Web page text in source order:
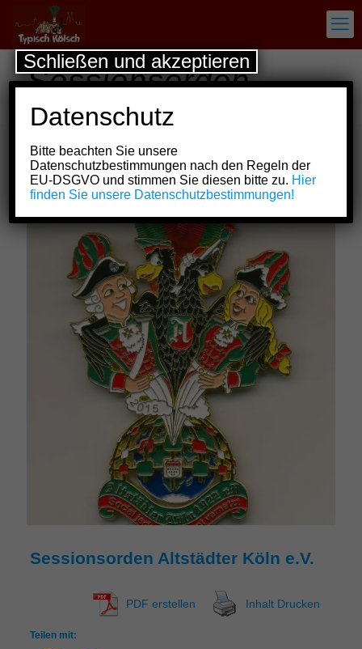
Sessionsorden
Altstädter Köln e.V.
Show all
Sessionsorden Altstädter Köln e.V.
PDF erstellen Inhalt Drucken
Teilen mit:
Datenschutz
Bitte beachten Sie unsere
Datenschutzbestimmungen nach den Regeln der
EU-DSGVO und stimmen Sie diesen bitte zu. Hier
finden Sie unsere Datenschutzbestimmungen!
Schließen und akzeptieren